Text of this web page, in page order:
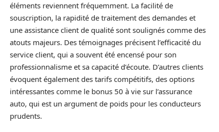
éléments reviennent fréquemment. La facilité de
souscription, la rapidité de traitement des demandes et
une assistance client de qualité sont soulignés comme des
atouts majeurs. Des témoignages précisent l’efficacité du
service client, qui a souvent été encensé pour son
professionnalisme et sa capacité d’écoute. D’autres clients
évoquent également des tarifs compétitifs, des options
intéressantes comme le bonus 50 à vie sur l’assurance
auto, qui est un argument de poids pour les conducteurs
prudents.